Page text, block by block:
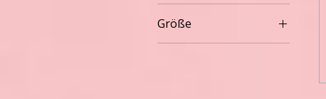
Größe